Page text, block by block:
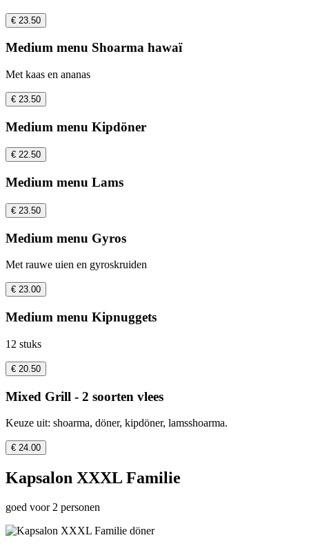
€ 23.50
Medium menu Shoarma hawaï
Met kaas en ananas
€ 23.50
Medium menu Kipdöner
€ 22.50
Medium menu Lams
€ 23.50
Medium menu Gyros
Met rauwe uien en gyroskruiden
€ 23.00
Medium menu Kipnuggets
12 stuks
€ 20.50
Mixed Grill - 2 soorten vlees
Keuze uit: shoarma, döner, kipdöner, lamsshoarma.
€ 24.00
Kapsalon XXXL Familie
goed voor 2 personen